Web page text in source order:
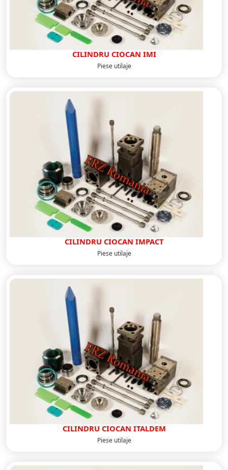
CILINDRU CIOCAN IMI
Piese utilaje
CILINDRU CIOCAN IMPACT
Piese utilaje
CILINDRU CIOCAN ITALDEM
Piese utilaje